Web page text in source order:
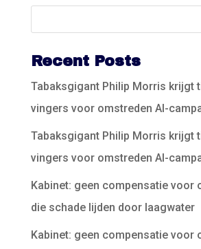
Recent Posts
Tabaksgigant Philip Morris krijgt
vingers voor omstreden AI-
Tabaksgigant Philip Morris krijgt
vingers voor omstreden AI-
Kabinet: geen compensatie voor
die schade lijden door laagwater
Kabinet: geen compensatie voor